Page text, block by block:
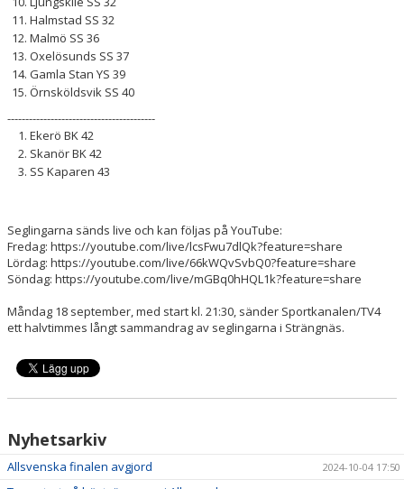
Halmstad SS 32
Malmö SS 36
Oxelösunds SS 37
Gamla Stan YS 39
Örnsköldsvik SS 40
-----------------------------------------
Ekerö BK 42
Skanör BK 42
SS Kaparen 43
Seglingarna sänds live och kan följas på YouTube:
Fredag: https://youtube.com/live/lcsFwu7dlQk?feature=share
Lördag: https://youtube.com/live/66kWQvSvbQ0?feature=share
Söndag: https://youtube.com/live/mGBq0hHQL1k?feature=share
Måndag 18 september, med start kl. 21:30, sänder Sportkanalen/TV4
ett halvtimmes långt sammandrag av seglingarna i Strängnäs.
Nyhetsarkiv
Allsvenska finalen avgjord 2024-10-04 17:50